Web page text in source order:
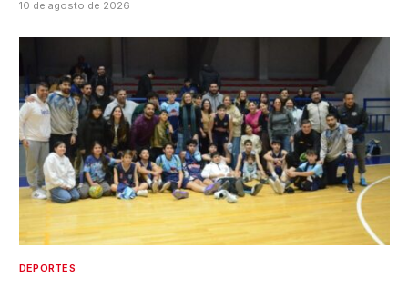
10 de agosto de 2026
DEPORTES